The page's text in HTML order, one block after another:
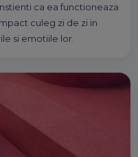
ca ea functioneaza
culeg zi de zi in
si emotiile lor.